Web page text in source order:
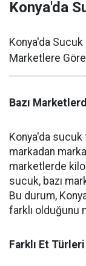
Konya'da
Konya'da Sucuk
Marketlere Göre
Bazı
Konya'da
markadan
marketlerde
sucuk, bazı
Bu durum,
farklı olduğunu
Farklı Et